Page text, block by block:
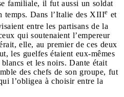
familiale, il fut aussi un soldat
temps. Dans l’Italie des XIIIe et
entre les partisans de la
qui soutenaient l’empereur
elle, au premier de ces deux
les guelfes étaient eux-mêmes
et les noirs. Dante était
des chefs de son groupe, fut
l’obligea à choisir entre la